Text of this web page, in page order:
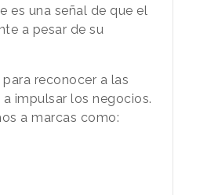
es una señal de que el
a pesar de su
reconocer a las
impulsar los negocios.
a marcas como: